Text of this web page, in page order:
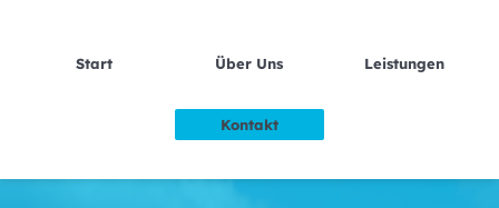
Start Über Uns Leistungen
Kontakt